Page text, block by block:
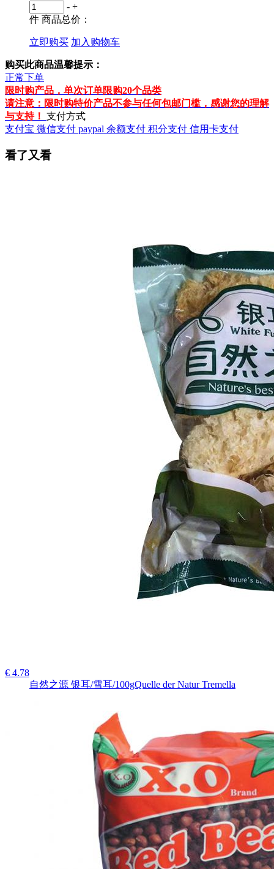
- +
件 商品总价：
立即购买 加入购物车
购买此商品温馨提示：
正常下单
限时购产品，单次订单限购20个品类
请注意：限时购特价产品不参与任何包邮门槛，感谢您的理解
与支持！ 支付方式
支付宝 微信支付 paypal 余额支付 积分支付 信用卡支付
看了又看
€ 4.78
自然之源 银耳/雪耳/100gQuelle der Natur Tremella